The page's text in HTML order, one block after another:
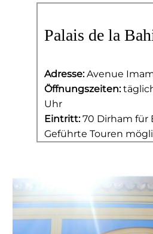
Palais de la
Adresse:Avenue
Öffnungszeiten:
Uhr
Eintritt:70 Dirham für
Geführte Touren